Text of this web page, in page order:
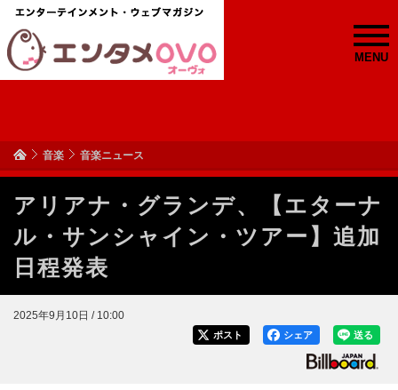
MENU
音楽 音楽ニュース
アリアナ・グランデ、【エターナ
ル・サンシャイン・ツアー】追加
日程発表
2025年9月10日 / 10:00
送る
シェア
ポスト